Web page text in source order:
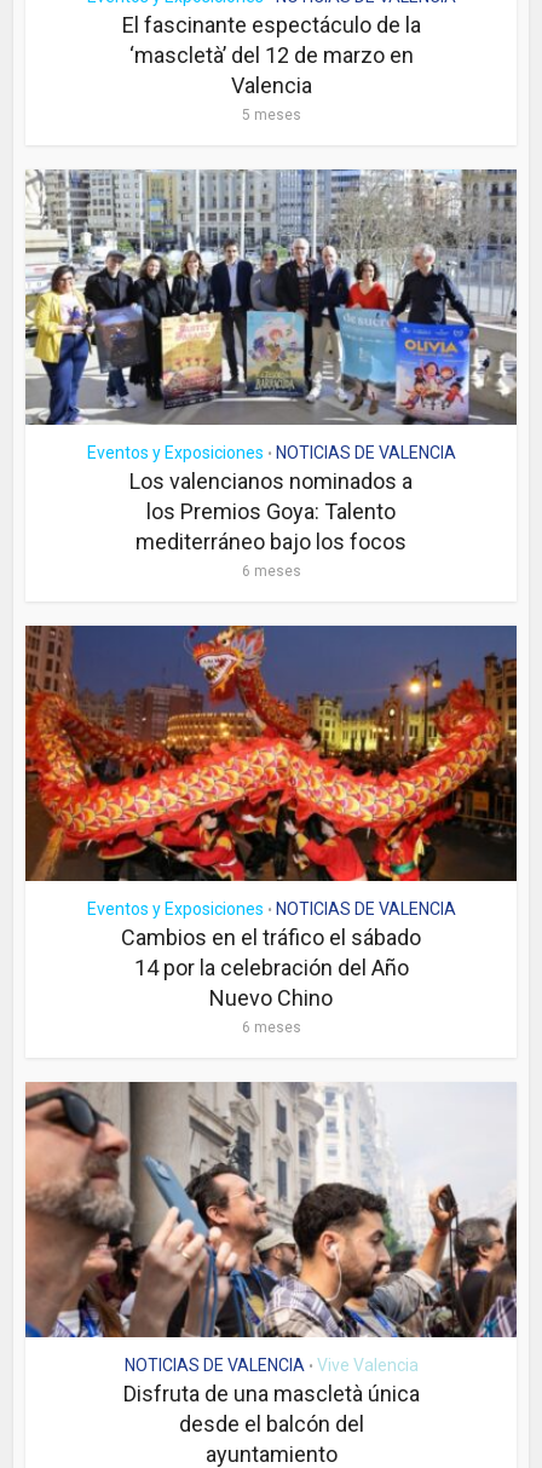
El fascinante espectáculo de la
‘mascletà’ del 12 de marzo en
Valencia
5 meses
Eventos y Exposiciones • NOTICIAS DE VALENCIA
Los valencianos nominados a
los Premios Goya: Talento
mediterráneo bajo los focos
6 meses
Eventos y Exposiciones • NOTICIAS DE VALENCIA
Cambios en el tráfico el sábado
14 por la celebración del Año
Nuevo Chino
6 meses
NOTICIAS DE VALENCIA • Vive Valencia
Disfruta de una mascletà única
desde el balcón del
ayuntamiento